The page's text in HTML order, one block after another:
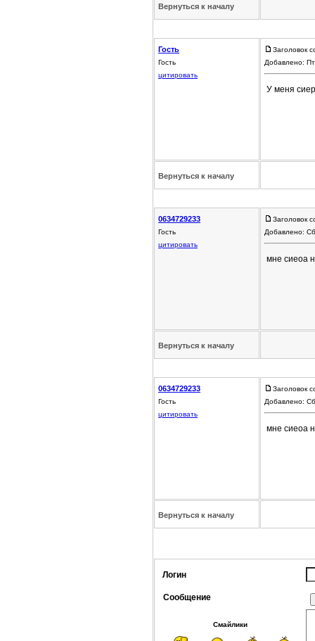
Вернуться к началу
Гость
Гость
цитировать
Заголовок
Добавлено:
У меня
Вернуться к началу
0634729233
Гость
цитировать
Заголовок
Добавлено:
мне сиеоа
Вернуться к началу
0634729233
Гость
цитировать
Заголовок
Добавлено:
мне сиеоа
Вернуться к началу
Логин
Сообщение
Смайлики